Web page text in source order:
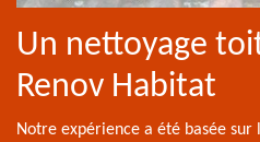
Un nettoyage
Renov Habitat
Notre expérience a été basée